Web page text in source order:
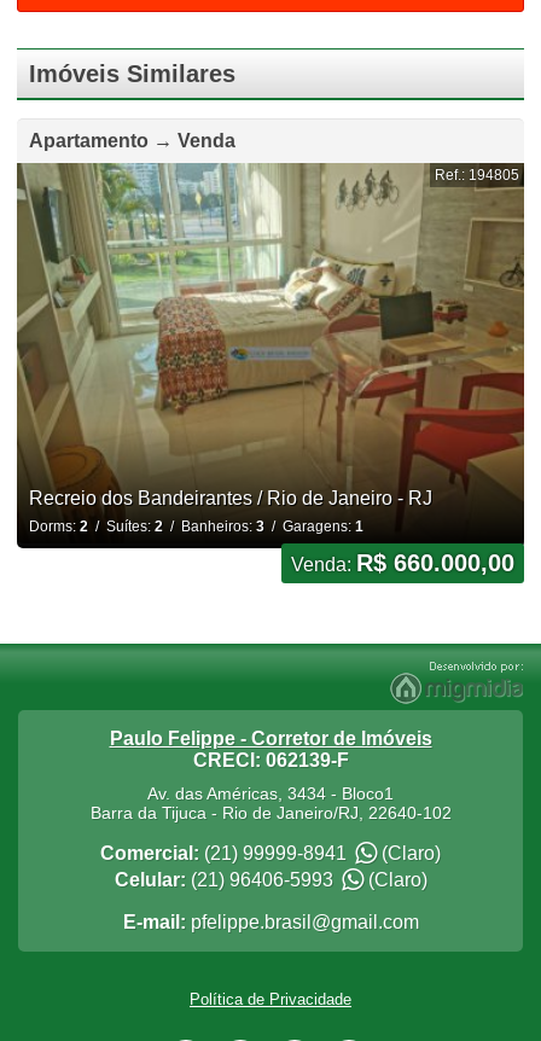
Imóveis Similares
Apartamento → Venda
Ref.: 194805
Recreio dos Bandeirantes / Rio de Janeiro - RJ
Dorms: 2/ Suítes: 2/ Banheiros: 3/ Garagens: 1
Venda: R$ 660.000,00
Paulo Felippe - Corretor de Imóveis
CRECI: 062139-F
Av. das Américas, 3434 - Bloco1
Barra da Tijuca - Rio de Janeiro/RJ, 22640-102
Comercial: (21) 99999-8941
(Claro)
Celular: (21) 96406-5993 (Claro)
E-mail: pfelippe.brasil@gmail.com
Política de Privacidade